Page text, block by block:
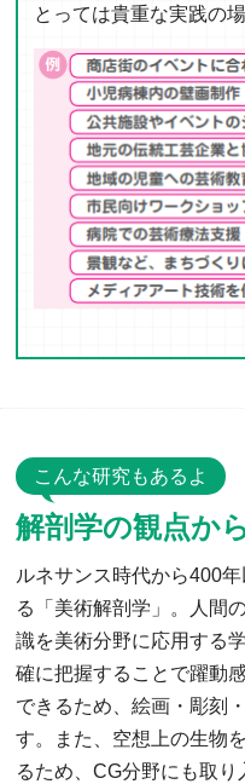
とっては貴重な実践の
こんな研究もあるよ
解剖学の観点か
ルネサンス時代から400
る「美術解剖学」。人間
識を美術分野に応用する
確に把握することで躍動
できるため、絵画・彫刻
す。また、空想上の生物
るため、CG分野にも取